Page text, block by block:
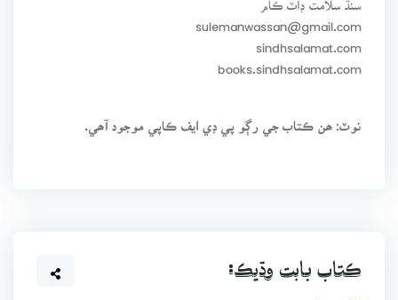
sulemanwassan@gmail.com
نوٽ: ھن ڪتاب جي رڳو پي ڊي ايف ڪاپي موجود آھي.
ڪتاب بابت وڌيڪ: